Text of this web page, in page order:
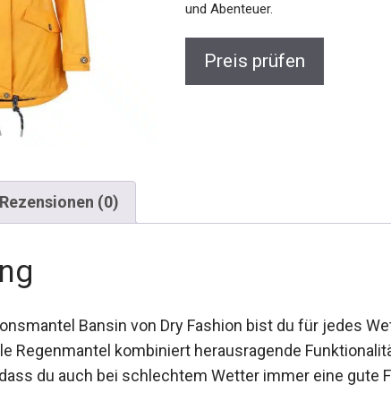
Alltag und Abenteuer.
Preis prüfen
Rezensionen (0)
Bansin von Dry Fashion bist du für jedes
Regenmantel kombiniert herausragende
du auch bei schlechtem Wetter immer eine gute